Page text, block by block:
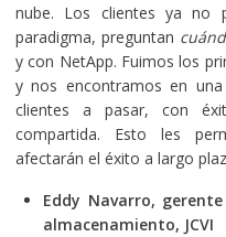
nube. Los clientes ya no
paradigma, preguntan
y con NetApp. Fuimos los
y nos encontramos en
clientes a pasar, con
compartida. Esto les
afectarán el éxito a largo
Eddy Navarro,
almacenamiento, JCVI